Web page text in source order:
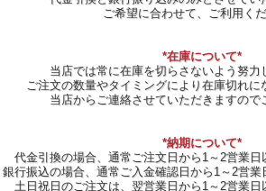
ご希望に合わせて、ご利用くだ
*在庫について*
当店では常に在庫を切らさないよう努力
ご注文の数量やタイミングにより在庫切れ
当店からご連絡させていただきますので
*納期について*
代金引換の場合、通常ご注文日から1～2営業日
銀行振込の場合、通常ご入金確認日から1～2営業
土日祝日のご注文は、翌営業日から1～2営業日